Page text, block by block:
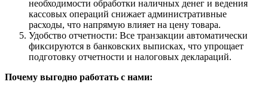
необходимости обработки наличных денег и ведения
кассовых операций снижает административные
расходы, что напрямую влияет на цену товара.
Удобство отчетности: Все транзакции автоматически
фиксируются в банковских выписках, что упрощает
подготовку отчетности и налоговых деклараций.
Почему выгодно работать с нами: